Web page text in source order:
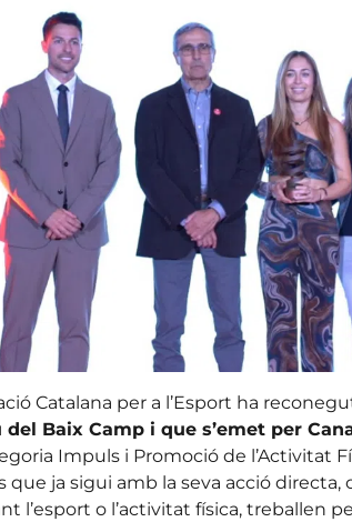
Catalana per a l’Esport ha
del Baix Camp i que s’emet per
Impuls i Promoció de l’Activitat
que ja sigui amb la seva acció directa,
l’esport o l’activitat física, treballen